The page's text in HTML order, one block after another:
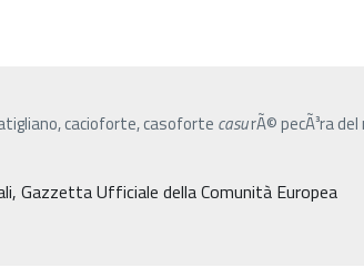
cacioforte, casoforte casurÃ© pecÃ³ra
Gazzetta Ufficiale della Comunità Europea